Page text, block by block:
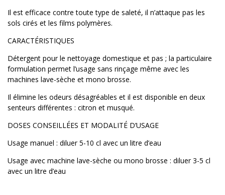
Il est efficace contre toute type de saleté, il n’attaque pas les
sols cirés et les films polymères.
CARACTÉRISTIQUES
Détergent pour le nettoyage domestique et pas ; la particulaire
formulation permet l’usage sans rinçage même avec les
machines lave-sèche et mono brosse.
Il élimine les odeurs désagréables et il est disponible en deux
senteurs différentes : citron et musqué.
DOSES CONSEILLÉES ET MODALITÉ D’USAGE
Usage manuel : diluer 5-10 cl avec un litre d’eau
Usage avec machine lave-sèche ou mono brosse : diluer 3-5 cl
avec un litre d’eau